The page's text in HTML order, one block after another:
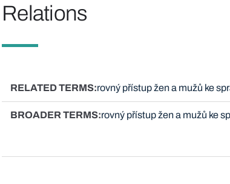
Relations
RELATED TERMS rovný přístup žen a mužů ke
BROADER TERMS rovný přístup žen a mužů ke